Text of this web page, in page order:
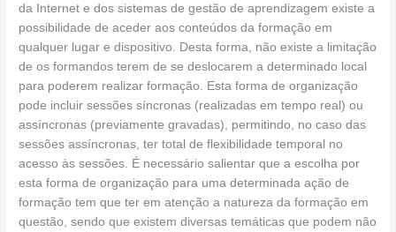
da Internet e dos sistemas de gestão de aprendizagem existe a
possibilidade de aceder aos conteúdos da formação em
qualquer lugar e dispositivo. Desta forma, não existe a limitação
de os formandos terem de se deslocarem a determinado local
para poderem realizar formação. Esta forma de organização
pode incluir sessões síncronas (realizadas em tempo real) ou
assíncronas (previamente gravadas), permitindo, no caso das
sessões assíncronas, ter total de flexibilidade temporal no
acesso às sessões. É necessário salientar que a escolha por
esta forma de organização para uma determinada ação de
formação tem que ter em atenção a natureza da formação em
questão, sendo que existem diversas temáticas que podem não